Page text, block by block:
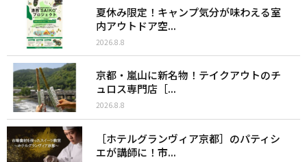
夏休み限定！キャンプ気分が味わえる室
内アウトドア空...
2026.8.8
京都・嵐山に新名物！テイクアウトのチ
ュロス専門店［...
2026.8.8
［ホテルグランヴィア京都］のパティシ
エが講師に！市...